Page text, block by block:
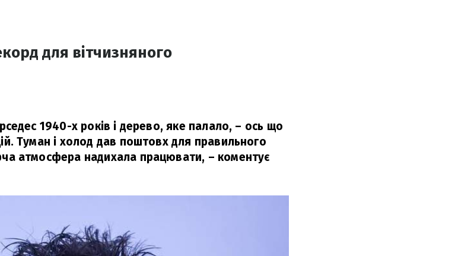
для вітчизняного
1940-х років і дерево, яке палало, – ось що
Туман і холод дав поштовх для правильного
атмосфера надихала працювати, – коментує